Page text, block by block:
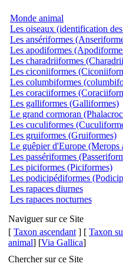
Monde animal
Les oiseaux (identification
Les ansériformes
Les apodiformes
Les charadriiformes
Les ciconiiformes
Les columbiformes
Les coraciiformes
Les galliformes (Galliformes)
Le grand cormoran
Les cuculiformes
Les gruiformes (Gruiformes)
Le guêpier d'Europe (Merops
Les passériformes
Les piciformes (Piciformes)
Les podicipédiformes
Les rapaces diurnes
Les rapaces nocturnes
Naviguer sur ce Site
[ Taxon ascendant ] [ Taxon
animal] [Via Gallica]
Chercher sur ce Site